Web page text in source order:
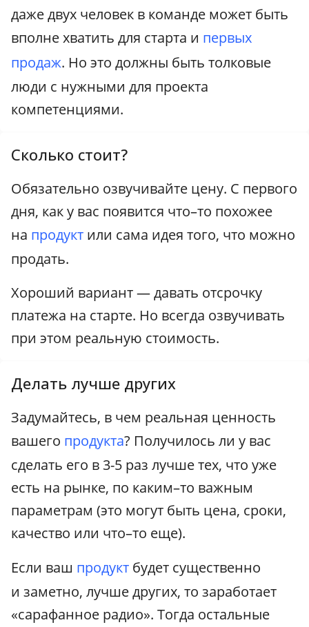
даже двух человек в команде может быть
вполне хватить для старта и первых
продаж. Но это должны быть толковые
люди с нужными для проекта
компетенциями.
Сколько стоит?
Обязательно озвучивайте цену. С первого
дня, как у вас появится что–то похожее
на продукт или сама идея того, что можно
продать.
Хороший вариант — давать отсрочку
платежа на старте. Но всегда озвучивать
при этом реальную стоимость.
Делать лучше других
Задумайтесь, в чем реальная ценность
вашего продукта? Получилось ли у вас
сделать его в 3-5 раз лучше тех, что уже
есть на рынке, по каким–то важным
параметрам (это могут быть цена, сроки,
качество или что–то еще).
Если ваш продукт будет существенно
и заметно, лучше других, то заработает
«сарафанное радио». Тогда остальные